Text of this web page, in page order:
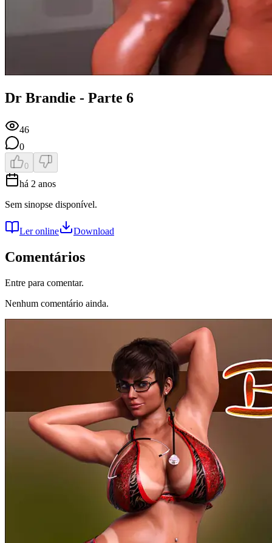
Dr Brandie - Parte 6
46
0
0
há 2 anos
Sem sinopse disponível.
Ler online Download
Comentários
Entre para comentar.
Nenhum comentário ainda.